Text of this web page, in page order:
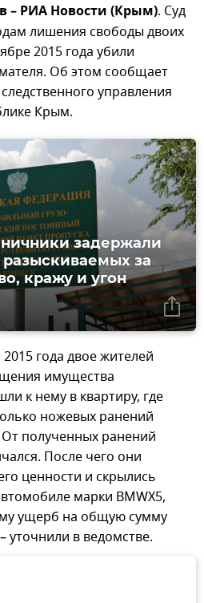
– РИА Новости (Крым). Суд
лишения свободы двоих
2015 года убили
Об этом сообщает
управления
Крым.
задержали
за
кражу и угон
года двое жителей
имущества
к нему в квартиру, где
ножевых ранений
полученных ранений
После чего они
ценности и скрылись
марки BMWX5,
ущерб на общую сумму
уточнили в ведомстве.